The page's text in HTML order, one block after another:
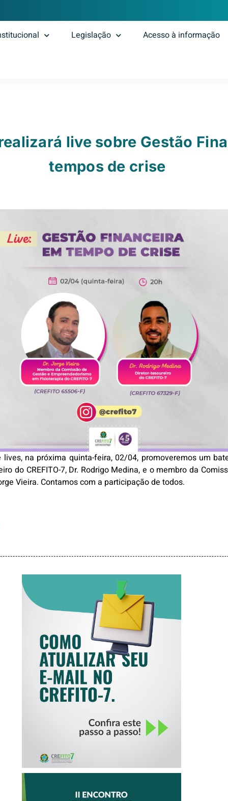
Legislação Acesso à informação
live sobre Gestão
tempos de crise
na próxima quinta-feira, 02/04, promoveremos um
do CREFITO-7, Dr. Rodrigo Medina, e o membro da
Vieira. Contamos com a participação de todos.
COMO ATUALIZAR
SEU E-MAIL NO
CREFITO-7